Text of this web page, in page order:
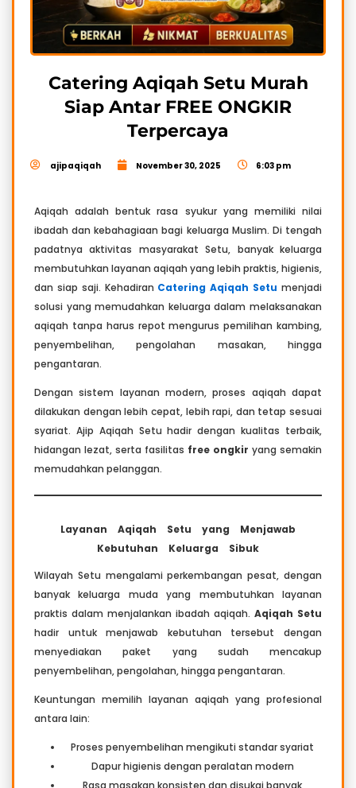
Catering Aqiqah Setu Murah
Siap Antar FREE ONGKIR
Terpercaya
ajipaqiqah November 30, 2025 6:03 pm
Aqiqah adalah bentuk rasa syukur yang memiliki nilai
ibadah dan kebahagiaan bagi keluarga Muslim. Di tengah
padatnya aktivitas masyarakat Setu, banyak keluarga
membutuhkan layanan aqiqah yang lebih praktis, higienis,
dan siap saji. Kehadiran Catering Aqiqah Setu menjadi
solusi yang memudahkan keluarga dalam melaksanakan
aqiqah tanpa harus repot mengurus pemilihan kambing,
penyembelihan, pengolahan masakan, hingga
pengantaran.
Dengan sistem layanan modern, proses aqiqah dapat
dilakukan dengan lebih cepat, lebih rapi, dan tetap sesuai
syariat. Ajip Aqiqah Setu hadir dengan kualitas terbaik,
hidangan lezat, serta fasilitas free ongkir yang semakin
memudahkan pelanggan.
Layanan Aqiqah Setu yang Menjawab
Kebutuhan Keluarga Sibuk
Wilayah Setu mengalami perkembangan pesat, dengan
banyak keluarga muda yang membutuhkan layanan
praktis dalam menjalankan ibadah aqiqah. Aqiqah Setu
hadir untuk menjawab kebutuhan tersebut dengan
menyediakan paket yang sudah mencakup
penyembelihan, pengolahan, hingga pengantaran.
Keuntungan memilih layanan aqiqah yang profesional
antara lain:
Proses penyembelihan mengikuti standar syariat
Dapur higienis dengan peralatan modern
Rasa masakan konsisten dan disukai banyak